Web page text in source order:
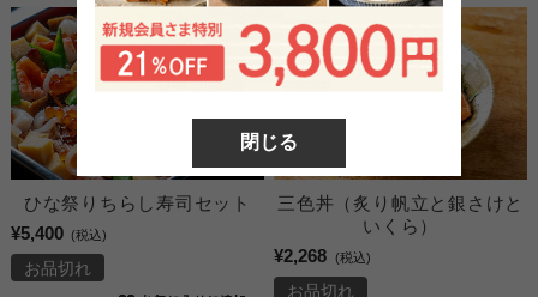
閉じる
ひな祭りちらし寿司セット
¥5,400 (税込)
お品切れ
三色丼（炙り帆立と銀さけと
いくら）
¥2,268
(税込)
お品切れ